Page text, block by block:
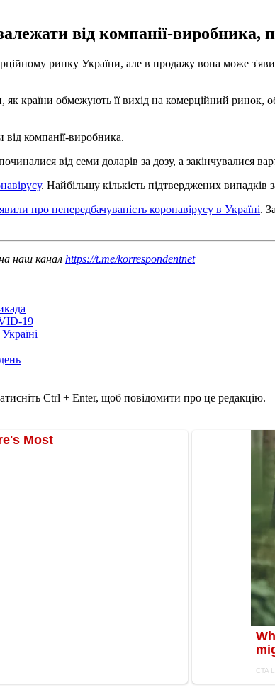
від компанії-
ринку України, але в продажу вона може
країни обмежують її вихід на комерційний ринок,
компанії-виробника.
від семи доларів за дозу, а закінчувалися
. Найбільшу кількість підтверджених випадків
про непередбачуваність коронавірусу в Україні.
наш канал https://t.me/korrespondentnet
19
Ctrl + Enter, щоб повідомити про це редакцію.